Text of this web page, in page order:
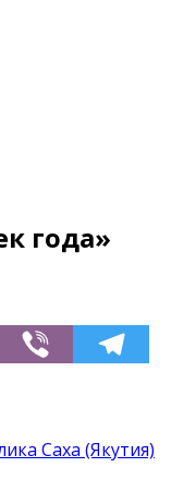
года»
Саха (Якутия)